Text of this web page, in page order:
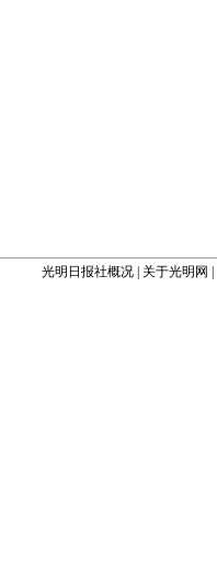
光明日报社概况 关于光明网